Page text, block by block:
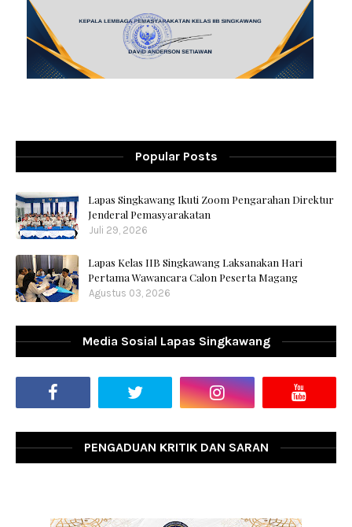
Popular Posts
Lapas Singkawang Ikuti Zoom Pengarahan Direktur
Jenderal Pemasyarakatan
Juli 29, 2026
Lapas Kelas IIB Singkawang Laksanakan Hari
Pertama Wawancara Calon Peserta Magang
Agustus 03, 2026
Media Sosial Lapas Singkawang
PENGADUAN KRITIK DAN SARAN